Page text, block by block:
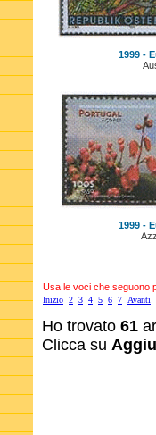
1999 -
1999 -
Usa le voci che seguono
Inizio 2 3 4 5 6 7 Avanti
Ho trovato 61
Clicca su